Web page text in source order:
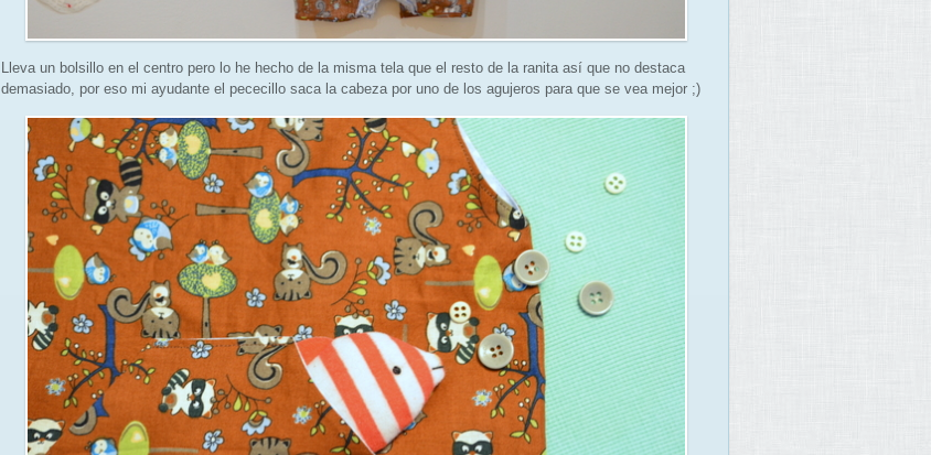
Lleva un bolsillo en el centro pero lo he hecho de la misma tela que el resto de la ranita así que no destaca
demasiado, por eso mi ayudante el pececillo saca la cabeza por uno de los agujeros para que se vea mejor ;)